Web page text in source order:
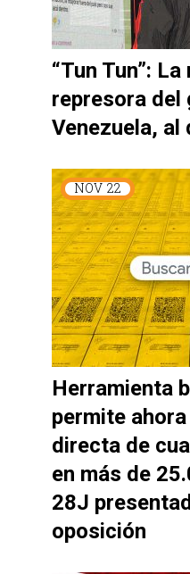
“Tun Tun”:
represora del
Venezuela,
NOV 22
Herramienta
permite
directa de
en más de
28J
oposición